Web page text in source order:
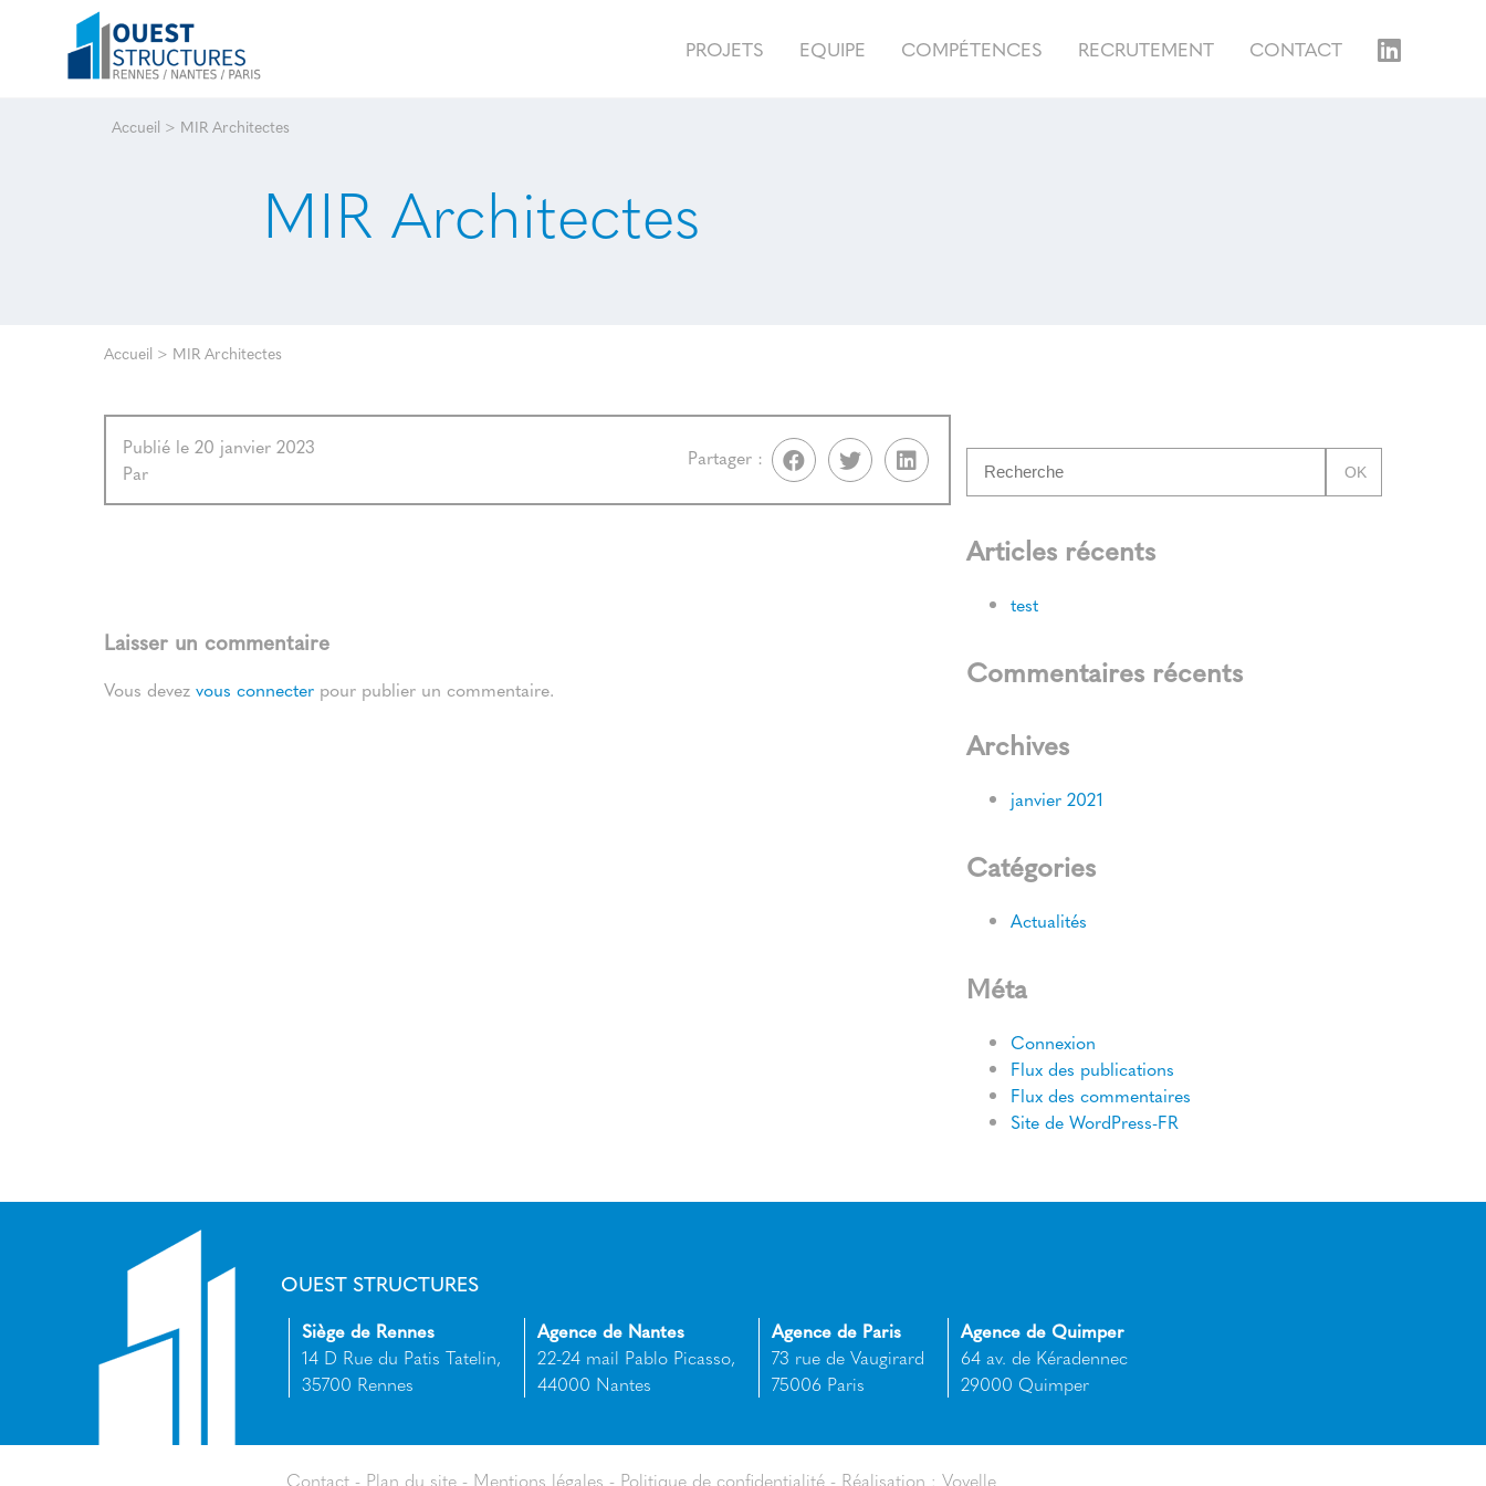
PROJETS EQUIPE COMPÉTENCES RECRUTEMENT CONTACT
Accueil > MIR Architectes
MIR Architectes
Accueil > MIR Architectes
Publié le 20 janvier 2023
Par
Partager :
Laisser un commentaire
Vous devez vous connecter pour publier un commentaire.
OK
Articles récents
test
Commentaires récents
Archives
janvier 2021
Catégories
Actualités
Méta
Connexion
Flux des publications
Flux des commentaires
Site de WordPress-FR
OUEST STRUCTURES
Siège de Rennes
14 D Rue du Patis Tatelin,
35700 Rennes
Agence de Nantes
22-24 mail Pablo Picasso,
44000 Nantes
Agence de Paris
73 rue de Vaugirard
75006 Paris
Agence de Quimper
64 av. de Kéradennec
29000 Quimper
Contact Plan du site Mentions légales Politique de confidentialité Réalisation : Voyelle